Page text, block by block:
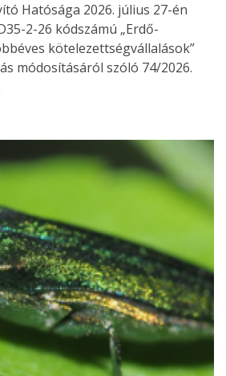
Hatósága 2026. július 27-én
2-26 kódszámú „Erdő-
kötelezettségvállalások”
módosításáról szóló 74/2026.